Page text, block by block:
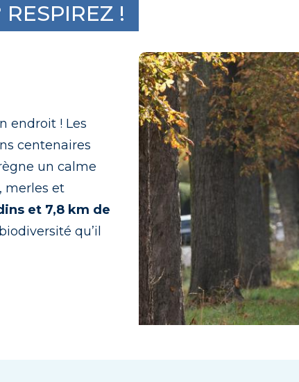
!
endroit ! Les
centenaires
un calme
merles et
et 7,8 km de
qu’il